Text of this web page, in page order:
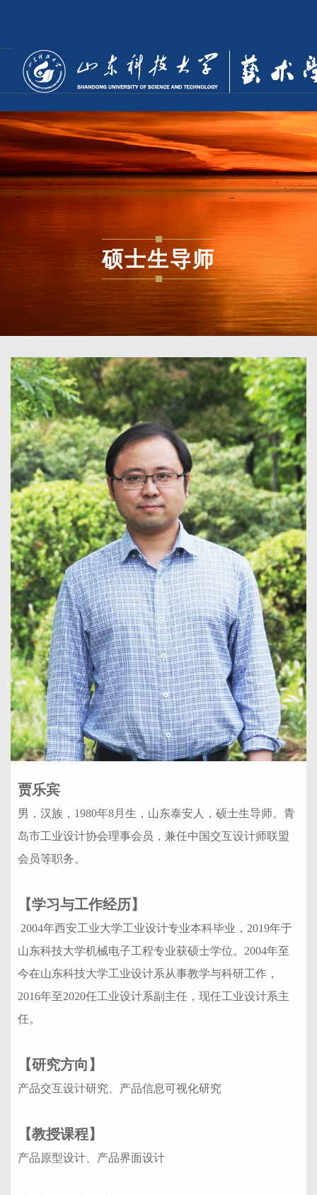
硕士生导师
贾乐宾
男，汉族，1980年8月生，山东泰安人，硕士生导师。青
岛市工业设计协会理事会员，兼任中国交互设计师联盟
会员等职务。
【学习与工作经历】
2004年西安工业大学工业设计专业本科毕业，2019年于
山东科技大学机械电子工程专业获硕士学位。2004年至
今在山东科技大学工业设计系从事教学与科研工作，
2016年至2020任工业设计系副主任，现任工业设计系主
任。
【研究方向】
产品交互设计研究、产品信息可视化研究
【教授课程】
产品原型设计、产品界面设计